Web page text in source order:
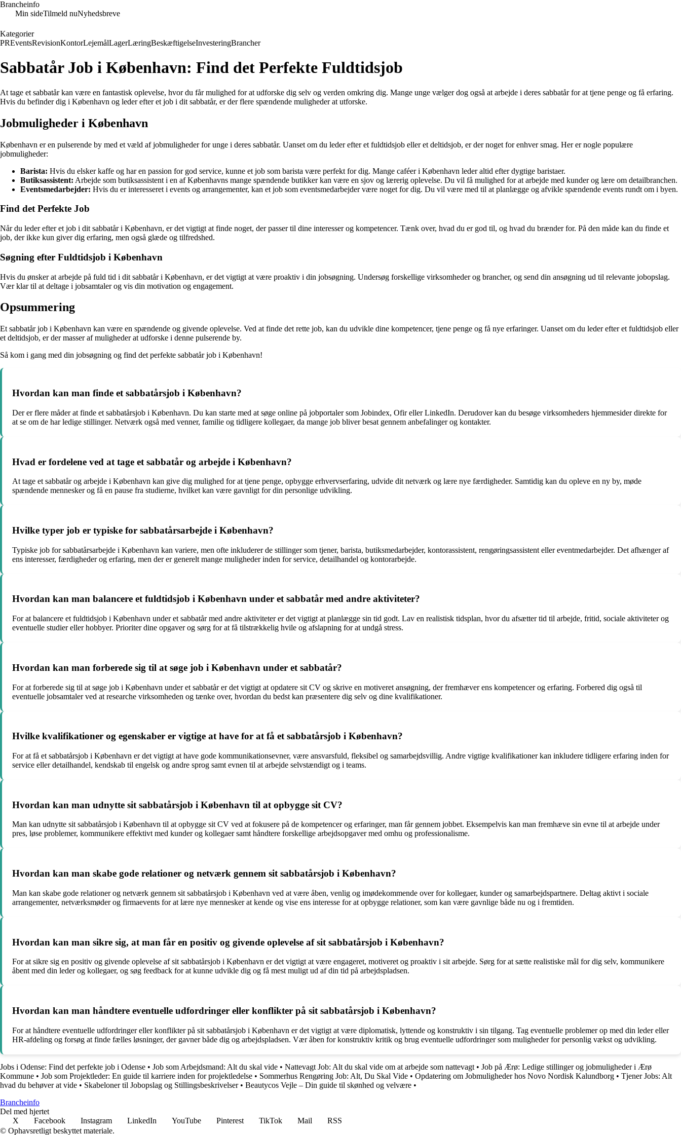
Brancheinfo
Min sideTilmeld nuNyhedsbreve
Kategorier
PREventsRevisionKontorLejemålLagerLæringBeskæftigelseInvesteringBrancher
Sabbatår Job i København: Find det Perfekte Fuldtidsjob
At tage et sabbatår kan være en fantastisk oplevelse, hvor du får mulighed for at udforske dig selv og verden omkring dig. Mange unge vælger dog også at arbejde i deres sabbatår for at tjene penge og få erfaring.
Hvis du befinder dig i København og leder efter et job i dit sabbatår, er der flere spændende muligheder at utforske.
Jobmuligheder i København
København er en pulserende by med et væld af jobmuligheder for unge i deres sabbatår. Uanset om du leder efter et fuldtidsjob eller et deltidsjob, er der noget for enhver smag. Her er nogle populære
jobmuligheder:
Barista: Hvis du elsker kaffe og har en passion for god service, kunne et job som barista være perfekt for dig. Mange caféer i København leder altid efter dygtige baristaer.
Butiksassistent: Arbejde som butiksassistent i en af Københavns mange spændende butikker kan være en sjov og lærerig oplevelse. Du vil få mulighed for at arbejde med kunder og lære om detailbranchen.
Eventsmedarbejder: Hvis du er interesseret i events og arrangementer, kan et job som eventsmedarbejder være noget for dig. Du vil være med til at planlægge og afvikle spændende events rundt om i byen.
Find det Perfekte Job
Når du leder efter et job i dit sabbatår i København, er det vigtigt at finde noget, der passer til dine interesser og kompetencer. Tænk over, hvad du er god til, og hvad du brænder for. På den måde kan du finde et
job, der ikke kun giver dig erfaring, men også glæde og tilfredshed.
Søgning efter Fuldtidsjob i København
Hvis du ønsker at arbejde på fuld tid i dit sabbatår i København, er det vigtigt at være proaktiv i din jobsøgning. Undersøg forskellige virksomheder og brancher, og send din ansøgning ud til relevante jobopslag.
Vær klar til at deltage i jobsamtaler og vis din motivation og engagement.
Opsummering
Et sabbatår job i København kan være en spændende og givende oplevelse. Ved at finde det rette job, kan du udvikle dine kompetencer, tjene penge og få nye erfaringer. Uanset om du leder efter et fuldtidsjob eller
et deltidsjob, er der masser af muligheder at udforske i denne pulserende by.
Så kom i gang med din jobsøgning og find det perfekte sabbatår job i København!
Hvordan kan man finde et sabbatårsjob i København?
Der er flere måder at finde et sabbatårsjob i København. Du kan starte med at søge online på jobportaler som Jobindex, Ofir eller LinkedIn. Derudover kan du besøge virksomheders hjemmesider direkte for
at se om de har ledige stillinger. Netværk også med venner, familie og tidligere kollegaer, da mange job bliver besat gennem anbefalinger og kontakter.
Hvad er fordelene ved at tage et sabbatår og arbejde i København?
At tage et sabbatår og arbejde i København kan give dig mulighed for at tjene penge, opbygge erhvervserfaring, udvide dit netværk og lære nye færdigheder. Samtidig kan du opleve en ny by, møde
spændende mennesker og få en pause fra studierne, hvilket kan være gavnligt for din personlige udvikling.
Hvilke typer job er typiske for sabbatårsarbejde i København?
Typiske job for sabbatårsarbejde i København kan variere, men ofte inkluderer de stillinger som tjener, barista, butiksmedarbejder, kontorassistent, rengøringsassistent eller eventmedarbejder. Det afhænger af
ens interesser, færdigheder og erfaring, men der er generelt mange muligheder inden for service, detailhandel og kontorarbejde.
Hvordan kan man balancere et fuldtidsjob i København under et sabbatår med andre aktiviteter?
For at balancere et fuldtidsjob i København under et sabbatår med andre aktiviteter er det vigtigt at planlægge sin tid godt. Lav en realistisk tidsplan, hvor du afsætter tid til arbejde, fritid, sociale aktiviteter og
eventuelle studier eller hobbyer. Prioriter dine opgaver og sørg for at få tilstrækkelig hvile og afslapning for at undgå stress.
Hvordan kan man forberede sig til at søge job i København under et sabbatår?
For at forberede sig til at søge job i København under et sabbatår er det vigtigt at opdatere sit CV og skrive en motiveret ansøgning, der fremhæver ens kompetencer og erfaring. Forbered dig også til
eventuelle jobsamtaler ved at researche virksomheden og tænke over, hvordan du bedst kan præsentere dig selv og dine kvalifikationer.
Hvilke kvalifikationer og egenskaber er vigtige at have for at få et sabbatårsjob i København?
For at få et sabbatårsjob i København er det vigtigt at have gode kommunikationsevner, være ansvarsfuld, fleksibel og samarbejdsvillig. Andre vigtige kvalifikationer kan inkludere tidligere erfaring inden for
service eller detailhandel, kendskab til engelsk og andre sprog samt evnen til at arbejde selvstændigt og i teams.
Hvordan kan man udnytte sit sabbatårsjob i København til at opbygge sit CV?
Man kan udnytte sit sabbatårsjob i København til at opbygge sit CV ved at fokusere på de kompetencer og erfaringer, man får gennem jobbet. Eksempelvis kan man fremhæve sin evne til at arbejde under
pres, løse problemer, kommunikere effektivt med kunder og kollegaer samt håndtere forskellige arbejdsopgaver med omhu og professionalisme.
Hvordan kan man skabe gode relationer og netværk gennem sit sabbatårsjob i København?
Man kan skabe gode relationer og netværk gennem sit sabbatårsjob i København ved at være åben, venlig og imødekommende over for kollegaer, kunder og samarbejdspartnere. Deltag aktivt i sociale
arrangementer, netværksmøder og firmaevents for at lære nye mennesker at kende og vise ens interesse for at opbygge relationer, som kan være gavnlige både nu og i fremtiden.
Hvordan kan man sikre sig, at man får en positiv og givende oplevelse af sit sabbatårsjob i København?
For at sikre sig en positiv og givende oplevelse af sit sabbatårsjob i København er det vigtigt at være engageret, motiveret og proaktiv i sit arbejde. Sørg for at sætte realistiske mål for dig selv, kommunikere
åbent med din leder og kollegaer, og søg feedback for at kunne udvikle dig og få mest muligt ud af din tid på arbejdspladsen.
Hvordan kan man håndtere eventuelle udfordringer eller konflikter på sit sabbatårsjob i København?
For at håndtere eventuelle udfordringer eller konflikter på sit sabbatårsjob i København er det vigtigt at være diplomatisk, lyttende og konstruktiv i sin tilgang. Tag eventuelle problemer op med din leder eller
HR-afdeling og forsøg at finde fælles løsninger, der gavner både dig og arbejdspladsen. Vær åben for konstruktiv kritik og brug eventuelle udfordringer som muligheder for personlig vækst og udvikling.
Jobs i Odense: Find det perfekte job i Odense • Job som Arbejdsmand: Alt du skal vide • Nattevagt Job: Alt du skal vide om at arbejde som nattevagt • Job på Ærø: Ledige stillinger og jobmuligheder i Ærø
Kommune • Job som Projektleder: En guide til karriere inden for projektledelse • Sommerhus Rengøring Job: Alt, Du Skal Vide • Opdatering om Jobmuligheder hos Novo Nordisk Kalundborg • Tjener Jobs: Alt
hvad du behøver at vide • Skabeloner til Jobopslag og Stillingsbeskrivelser• Beautycos Vejle – Din guide til skønhed og velvære •
Brancheinfo
Del med hjertet
X
Facebook Instagram LinkedIn YouTube Pinterest TikTok Mail
RSS
© Ophavsretligt beskyttet materiale.